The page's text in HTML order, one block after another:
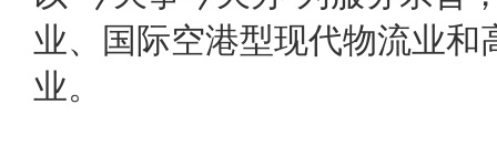
业、国际空港型现代物流业
业。